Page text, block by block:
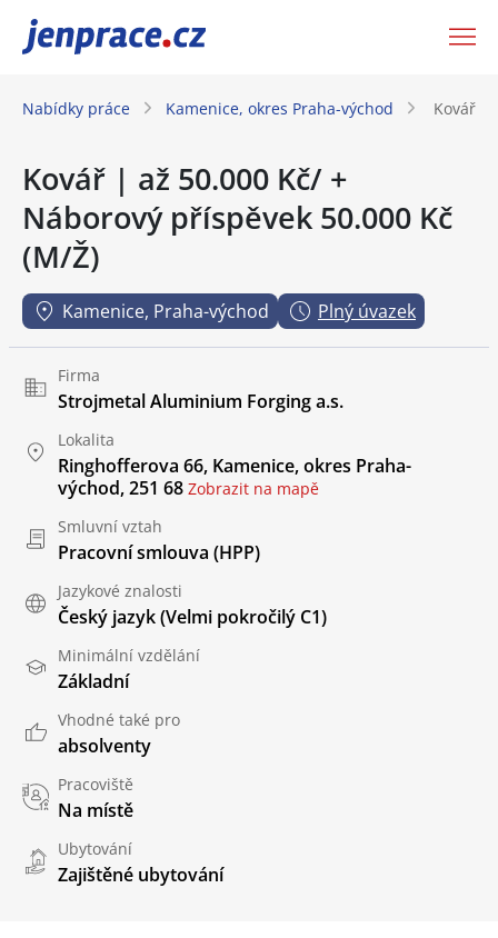
JenPráce.cz
Nabídky práce Kamenice, okres Praha-východ Kovář |
Kovář | až 50.000 Kč/ +
Náborový příspěvek 50.000 Kč
(M/Ž)
Kamenice, Praha-východ Plný úvazek
Firma
Strojmetal Aluminium Forging a.s.
Lokalita
Ringhofferova 66, Kamenice, okres Praha-
východ, 251 68 Zobrazit na mapě
Smluvní vztah
Pracovní smlouva (HPP)
Jazykové znalosti
Český jazyk(Velmi pokročilý C1)
Minimální vzdělání
Základní
Vhodné také pro
absolventy
Pracoviště
Na místě
Ubytování
Zajištěné ubytování